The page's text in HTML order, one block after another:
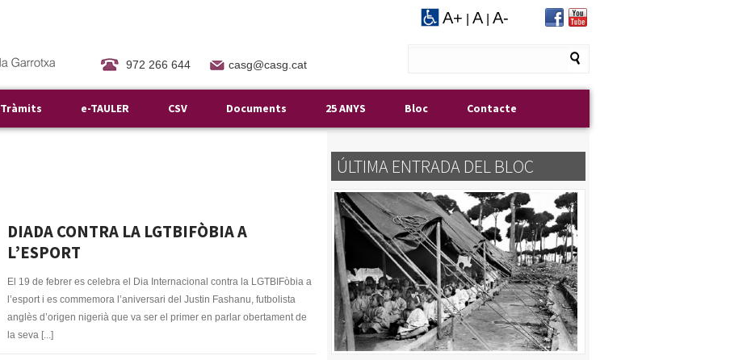
A+ A A-
972 266 644 casg@casg.cat
Tràmits e-TAULER CSV Documents 25 ANYS Bloc Contacte
DIADA CONTRA LA LGTBIFÒBIA A
L’ESPORT
El 19 de febrer es celebra el Dia Internacional contra la LGTBIFòbia a
l’esport i es commemora l’aniversari del Justin Fashanu, futbolista
anglès d’origen nigerià que va ser el primer en parlar obertament de
la seva [...]
ÚLTIMA ENTRADA DEL BLOC